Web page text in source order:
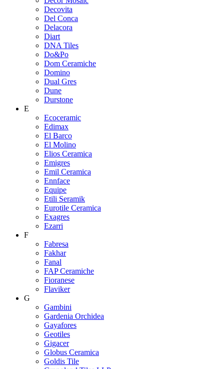
Decovita
Del Conca
Delacora
Diart
DNA Tiles
Do&Po
Dom Ceramiche
Domino
Dual Gres
Dune
Durstone
E
Ecoceramic
Edimax
El Barco
El Molino
Elios Ceramica
Emigres
Emil Ceramica
Ennface
Equipe
Etili Seramik
Eurotile Ceramica
Exagres
Ezarri
F
Fabresa
Fakhar
Fanal
FAP Ceramiche
Fioranese
Flaviker
G
Gambini
Gardenia Orchidea
Gayafores
Geotiles
Gigacer
Globus Ceramica
Goldis Tile